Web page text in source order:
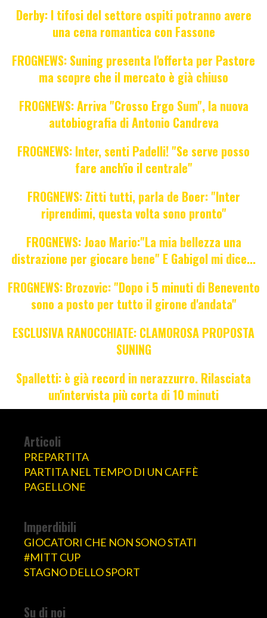
Derby: I tifosi del settore ospiti potranno avere
una cena romantica con Fassone
FROGNEWS: Suning presenta l'offerta per Pastore
ma scopre che il mercato è già chiuso
FROGNEWS: Arriva "Crosso Ergo Sum", la nuova
autobiografia di Antonio Candreva
FROGNEWS: Inter, senti Padelli! "Se serve posso
fare anch'io il centrale"
FROGNEWS: Zitti tutti, parla de Boer: "Inter
riprendimi, questa volta sono pronto"
FROGNEWS: Joao Mario:"La mia bellezza una
distrazione per giocare bene" E Gabigol mi dice...
FROGNEWS: Brozovic: "Dopo i 5 minuti di Benevento
sono a posto per tutto il girone d'andata"
ESCLUSIVA RANOCCHIATE: CLAMOROSA PROPOSTA
SUNING
Spalletti: è già record in nerazzurro. Rilasciata
un'intervista più corta di 10 minuti
Articoli
PREPARTITA
PARTITA NEL TEMPO DI UN CAFFÈ
PAGELLONE
Imperdibili
GIOCATORI CHE NON SONO STATI
#MITT CUP
STAGNO DELLO SPORT
Su di noi